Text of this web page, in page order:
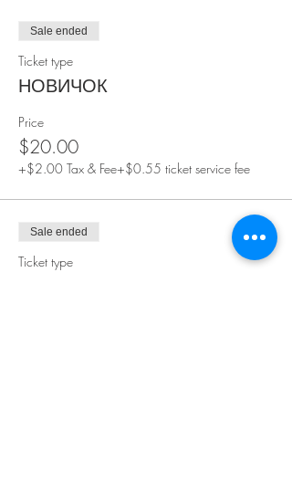
Sale ended
Ticket type
НОВИЧОК
Price
$20.00
+$2.00 Tax & Fee+$0.55 ticket service fee
Sale ended
Ticket type